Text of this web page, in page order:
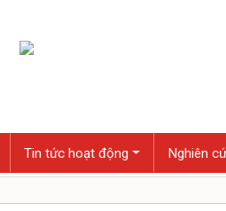
Tin tức hoạt động Nghiên